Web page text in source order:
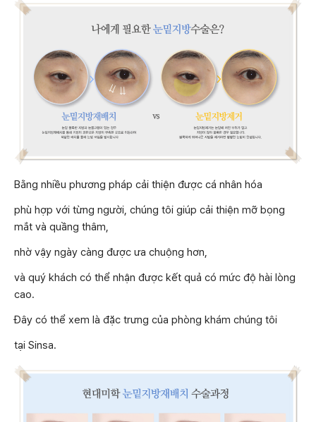
Bằng nhiều phương pháp cải thiện được cá nhân hóa
phù hợp với từng người, chúng tôi giúp cải thiện mỡ bọng
mắt và quầng thâm,
nhờ vậy ngày càng được ưa chuộng hơn,
và quý khách có thể nhận được kết quả có mức độ hài lòng
cao.
Đây có thể xem là đặc trưng của phòng khám chúng tôi
tại Sinsa.